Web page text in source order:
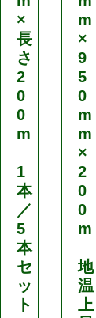
×
長
さ
2
0
0
m
1
本
／
5
本
セ
ッ
ト
m
×
9
5
0
m
m
×
2
0
0
m
地
温
上